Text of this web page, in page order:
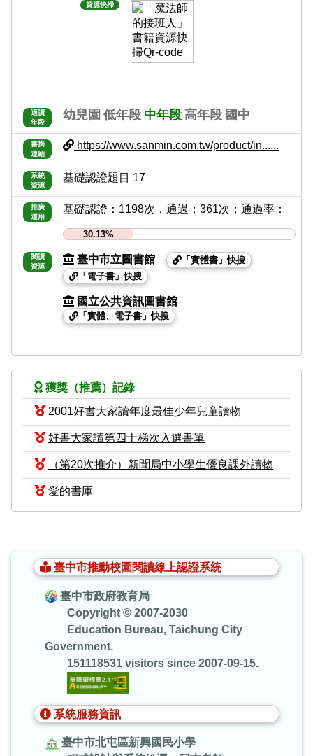
資源快掃
適讀
年段
幼兒園 低年段 中年段 高年段 國中
書摘
連結
https://www.sanmin.com.tw/product/in......
系統
資源
基礎認證題目 17
推廣
運用
基礎認證：1198次，通過：361次；通過率：
30.13%
閱讀
資源
臺中市立圖書館
「實體書」快搜
「電子書」快搜
國立公共資訊圖書館
「實體、電子書」快搜
獲獎（推薦）記錄
2001好書大家讀年度最佳少年兒童讀物
好書大家讀第四十梯次入選書單
（第20次推介）新聞局中小學生優良課外讀物
愛的書庫
臺中市推動校園閱讀線上認證系統
臺中市政府教育局
Copyright © 2007-2030
Education Bureau, Taichung City
Government.
151118531 visitors since 2007-09-15.
系統服務資訊
臺中市北屯區新興國民小學